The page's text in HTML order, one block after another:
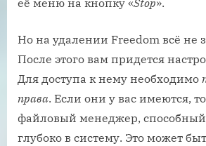
её меню на кнопку «Stop».
Но на удалении Freedom всё не
После этого вам придется
Для доступа к нему необходимо
права. Если они у вас имеются,
файловый менеджер, способный
глубоко в систему. Это может